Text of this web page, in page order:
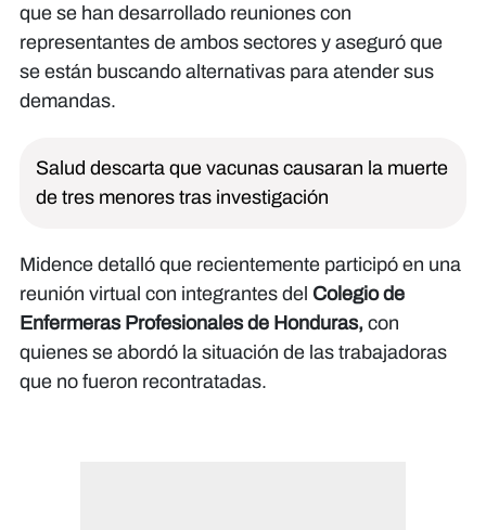
que se han desarrollado reuniones con
representantes de ambos sectores y aseguró que
se están buscando alternativas para atender sus
demandas.
Salud descarta que vacunas causaran la muerte
de tres menores tras investigación
Midence detalló que recientemente participó en una
reunión virtual con integrantes del Colegio de
Enfermeras Profesionales de Honduras, con
quienes se abordó la situación de las trabajadoras
que no fueron recontratadas.